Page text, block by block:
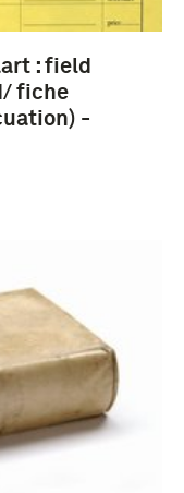
(3)
(18)
: field
fiche
-